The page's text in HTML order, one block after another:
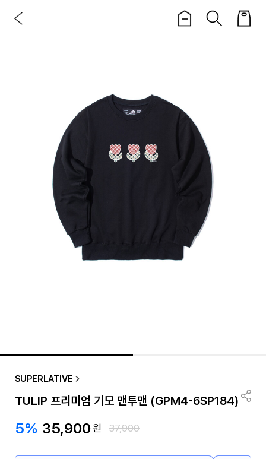
SUPERLATIVE
TULIP 프리미엄 기모 맨투맨 (GPM4-6SP184)
5% 35,900원 37,900